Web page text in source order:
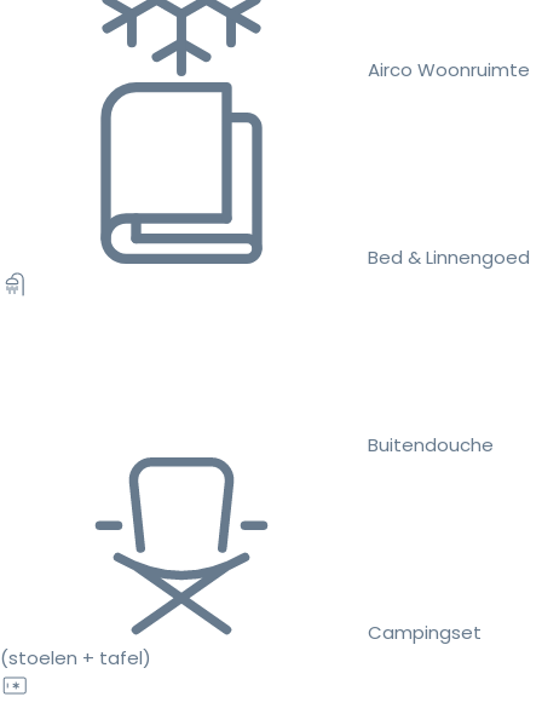
Airco Woonruimte
Bed & Linnengoed
Buitendouche
Campingset
(stoelen + tafel)